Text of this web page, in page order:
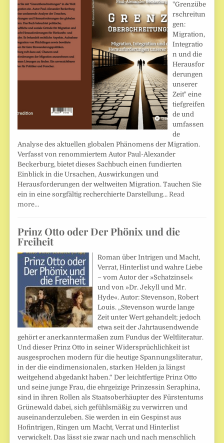
"Grenzübe
rschreitun
gen:
Migration,
Integratio
n und die
Herausfor
derungen
unserer
Zeit" eine
tiefgreifen
de und
umfassen
de
Analyse des aktuellen globalen Phänomens der Migration.
Verfasst von renommiertem Autor Paul-Alexander
Beckerburg, bietet dieses Sachbuch einen fundierten
Einblick in die Ursachen, Auswirkungen und
Herausforderungen der weltweiten Migration. Tauchen Sie
ein in eine sorgfältig recherchierte Darstellung…Read
more…
Prinz Otto oder Der Phönix und die
Freiheit
Roman über Intrigen und Macht,
Verrat, Hinterlist und wahre Liebe
– vom Autor der »Schatzinsel«
und von »Dr. Jekyll und Mr.
Hyde«. Autor: Stevenson, Robert
Louis. „Stevenson wurde lange
Zeit unter Wert gehandelt; jedoch
etwa seit der Jahrtausendwende
gehört er anerkanntermaßen zum Fundus der Weltliteratur.
Und dieser Prinz Otto in seiner Widersprüchlichkeit ist
ausgesprochen modern für die heutige Spannungsliteratur,
in der die eindimensionalen, starken Helden ja längst
weitgehend abgedankt haben.“ Der leichtfertige Prinz Otto
und seine junge Frau, die ehrgeizige Prinzessin Seraphina,
sind in ihren Rollen als Staatsoberhäupter des Fürstentums
Grünewald dabei, sich gefühlsmäßig zu verwirren und
auseinanderzuleben. Sie werden in ein Gespinst aus
Hofintrigen, Ringen um Macht, Verrat und Hinterlist
verwickelt. Das lässt sie zwar nach und nach menschlich